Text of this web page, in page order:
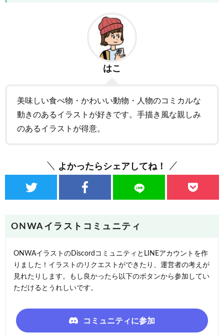
はこ
美味しい食べ物・かわいい動物・人物のコミカルな
動きのあるイラストが好きです。手描き風な親しみ
のあるイラストが得意。
よかったらシェアしてね！
ONWAイラストコミュニティ
ONWAイラストのDiscordコミュニティとLINEアカウントを作
りました！イラストのリクエストができたり、運営者の考えが
見れたりします。もし良かったら以下のボタンから参加してい
ただけるとうれしいです。
コミュニティに参加